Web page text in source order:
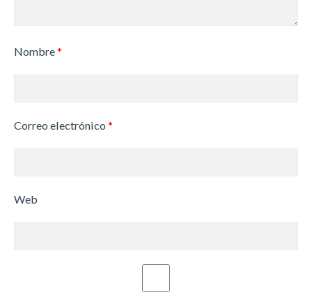
Nombre*
Correo electrónico *
Web